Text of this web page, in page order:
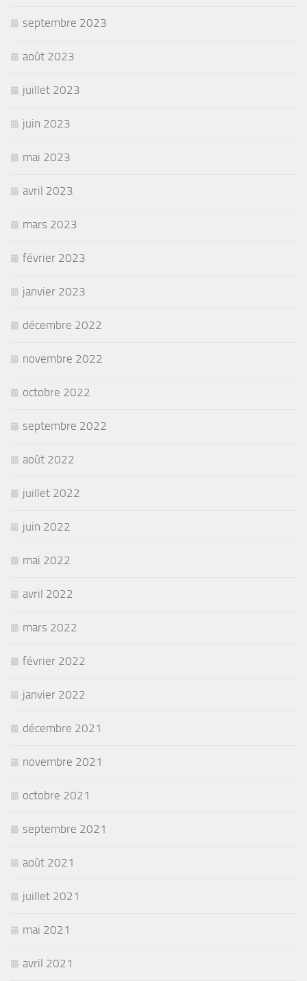
septembre 2023
août 2023
juillet 2023
juin 2023
mai 2023
avril 2023
mars 2023
février 2023
janvier 2023
décembre 2022
novembre 2022
octobre 2022
septembre 2022
août 2022
juillet 2022
juin 2022
mai 2022
avril 2022
mars 2022
février 2022
janvier 2022
décembre 2021
novembre 2021
octobre 2021
septembre 2021
août 2021
juillet 2021
mai 2021
avril 2021